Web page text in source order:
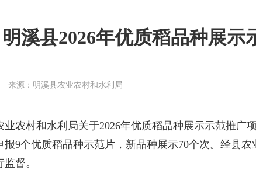
明溪县2026年优质稻品种展
来源：明溪县农业农村和水利局
村和水利局关于2026年优质稻品种展示示范推广
报9个优质稻品种示范片，新品种展示70个次。经县
督。